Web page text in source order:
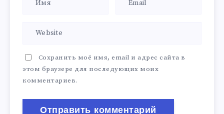
Сохранить моё имя, email и адрес сайта в
этом браузере для последующих моих
комментариев.